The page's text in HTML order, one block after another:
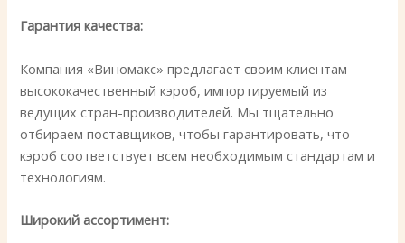
Гарантия качества:
Компания «Виномакс» предлагает своим клиентам
высококачественный кэроб, импортируемый из
ведущих стран-производителей. Мы тщательно
отбираем поставщиков, чтобы гарантировать, что
кэроб соответствует всем необходимым стандартам и
технологиям.
Широкий ассортимент: